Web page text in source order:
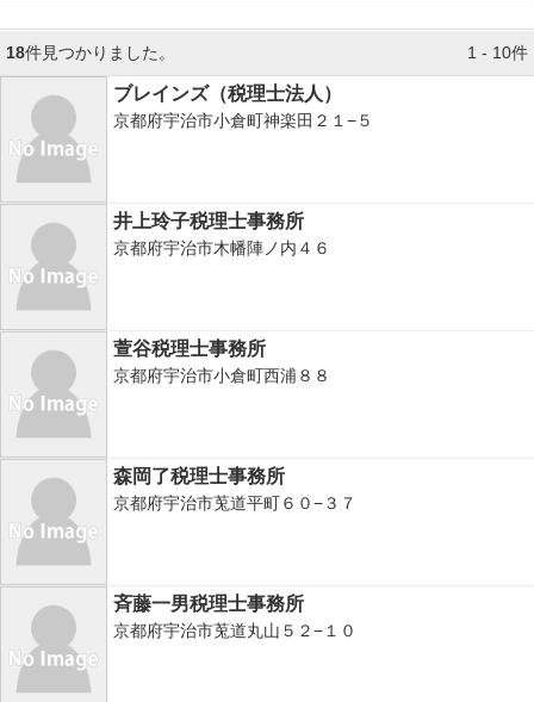
18件見つかりました。 1 - 10件
ブレインズ（税理士法人）
京都府宇治市小倉町神楽田２１−５
井上玲子税理士事務所
京都府宇治市木幡陣ノ内４６
萱谷税理士事務所
京都府宇治市小倉町西浦８８
森岡了税理士事務所
京都府宇治市莵道平町６０−３７
斉藤一男税理士事務所
京都府宇治市莵道丸山５２−１０